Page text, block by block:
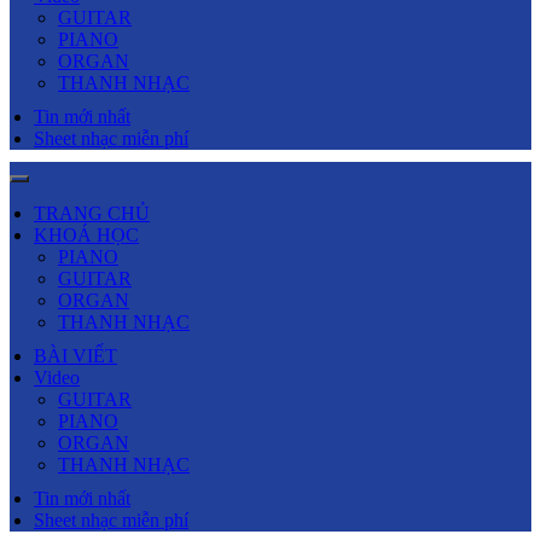
GUITAR
PIANO
ORGAN
THANH NHẠC
Tin mới nhất
Sheet nhạc miễn phí
TRANG CHỦ
KHOÁ HỌC
PIANO
GUITAR
ORGAN
THANH NHẠC
BÀI VIẾT
Video
GUITAR
PIANO
ORGAN
THANH NHẠC
Tin mới nhất
Sheet nhạc miễn phí